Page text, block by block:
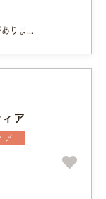
りま...
ア
ア